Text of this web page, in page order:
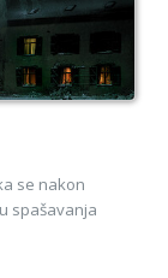
se nakon
spašavanja